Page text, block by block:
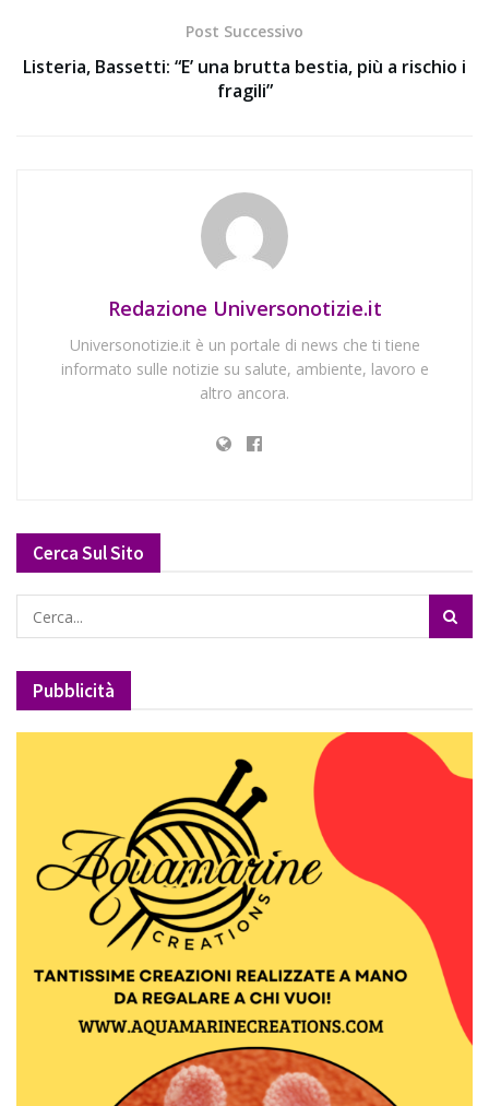
Post Successivo
Listeria, Bassetti: “E’ una brutta bestia, più a rischio i
fragili”
Redazione Universonotizie.it
Universonotizie.it è un portale di news che ti tiene
informato sulle notizie su salute, ambiente, lavoro e
altro ancora.
Cerca Sul Sito
Pubblicità